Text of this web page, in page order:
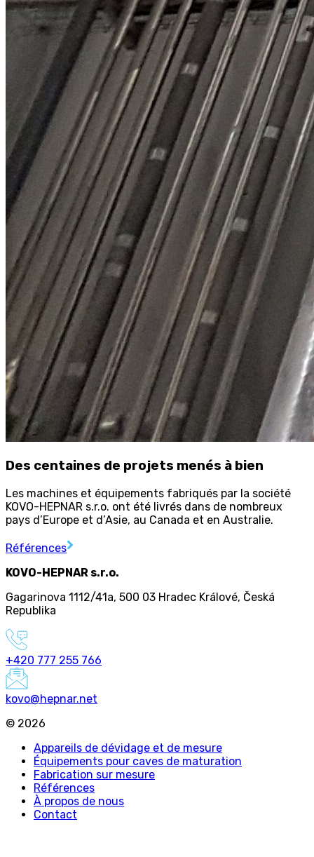
Des centaines de projets menés à bien
Les machines et équipements fabriqués par la société
KOVO-HEPNAR s.r.o. ont été livrés dans de nombreux
pays d’Europe et d’Asie, au Canada et en Australie.
Références
KOVO-HEPNAR s.r.o.
Gagarinova 1112/41a, 500 03 Hradec Králové, Česká
Republika
+420 777 255 766
kovo@hepnar.net
© 2026
Appareils de dévidage et de mesure
Équipements pour caves de maturation
Fabrication sur mesure
Références
À propos de nous
Contact